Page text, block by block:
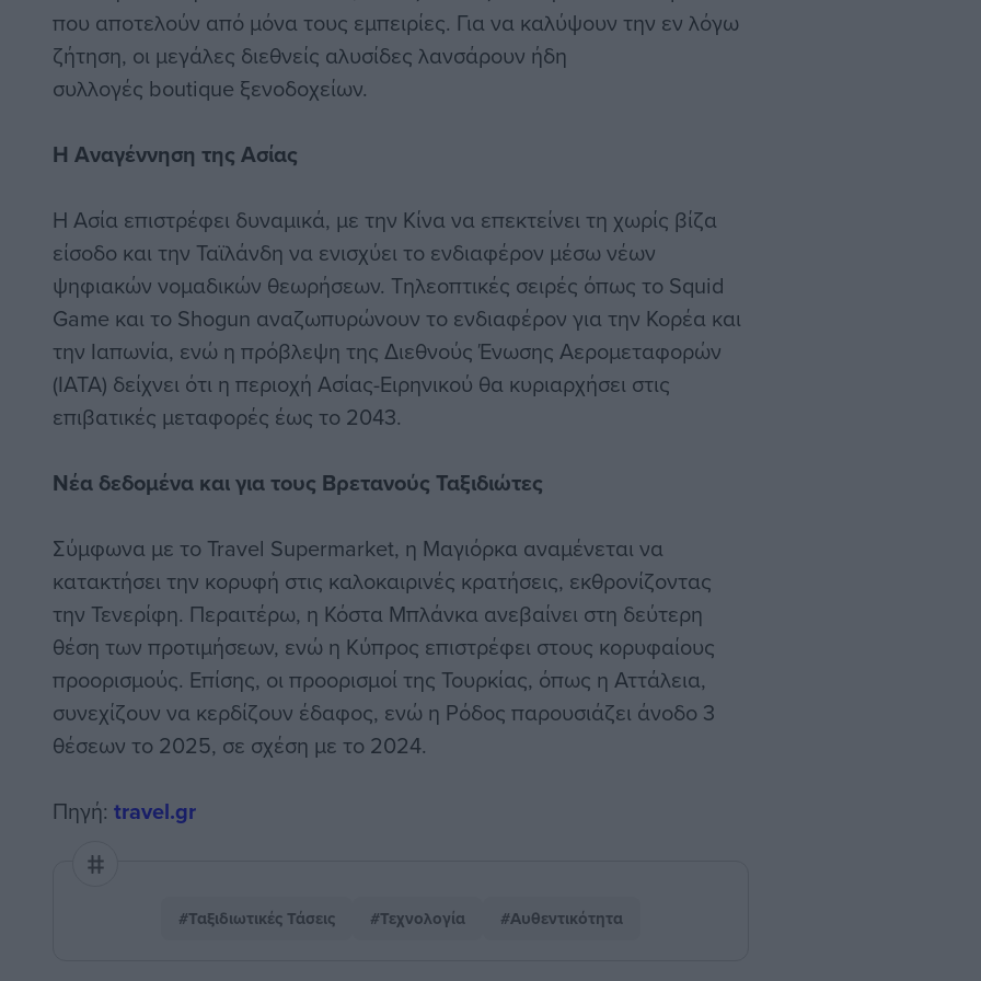
που αποτελούν από μόνα τους εμπειρίες. Για να καλύψουν την εν λόγω
ζήτηση, οι μεγάλες διεθνείς αλυσίδες λανσάρουν ήδη
συλλογές boutique ξενοδοχείων.
Η Αναγέννηση της Ασίας
Η Ασία επιστρέφει δυναμικά, με την Κίνα να επεκτείνει τη χωρίς βίζα
είσοδο και την Ταϊλάνδη να ενισχύει το ενδιαφέρον μέσω νέων
ψηφιακών νομαδικών θεωρήσεων. Τηλεοπτικές σειρές όπως το Squid
Game και το Shogun αναζωπυρώνουν το ενδιαφέρον για την Κορέα και
την Ιαπωνία, ενώ η πρόβλεψη της Διεθνούς Ένωσης Αερομεταφορών
(IATA) δείχνει ότι η περιοχή Ασίας-Ειρηνικού θα κυριαρχήσει στις
επιβατικές μεταφορές έως το 2043.
Νέα δεδομένα και για τους Βρετανούς Ταξιδιώτες
Σύμφωνα με το Travel Supermarket, η Μαγιόρκα αναμένεται να
κατακτήσει την κορυφή στις καλοκαιρινές κρατήσεις, εκθρονίζοντας
την Τενερίφη. Περαιτέρω, η Κόστα Μπλάνκα ανεβαίνει στη δεύτερη
θέση των προτιμήσεων, ενώ η Κύπρος επιστρέφει στους κορυφαίους
προορισμούς. Επίσης, οι προορισμοί της Τουρκίας, όπως η Αττάλεια,
συνεχίζουν να κερδίζουν έδαφος, ενώ η Ρόδος παρουσιάζει άνοδο 3
θέσεων το 2025, σε σχέση με το 2024.
Πηγή: travel.gr
#Ταξιδιωτικές Τάσεις #Τεχνολογία #Αυθεντικότητα